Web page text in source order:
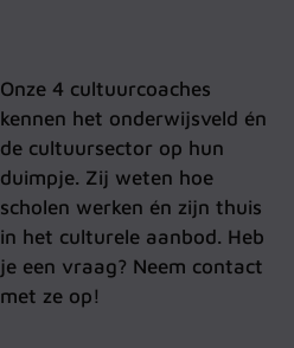
Onze 4 cultuurcoaches
kennen het onderwijsveld én
de cultuursector op hun
duimpje. Zij weten hoe
scholen werken én zijn thuis
in het culturele aanbod. Heb
je een vraag? Neem contact
met ze op!